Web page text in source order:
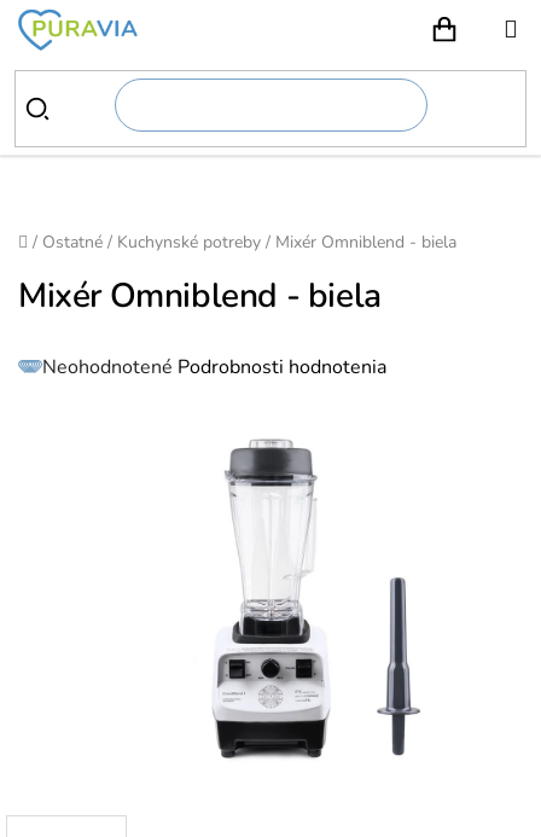
Prejsť
obsah
Domov
/ Ostatné / Kuchynské potreby / Mixér Omniblend - biela
Mixér Omniblend - biela
Priemerné
hodnotenie
Neohodnotené Podrobnosti hodnotenia